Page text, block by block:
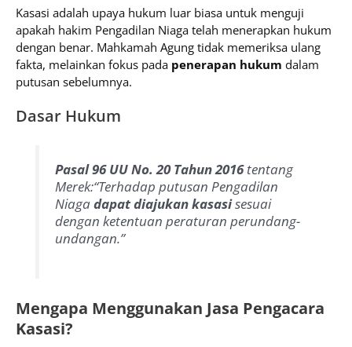
Kasasi adalah upaya hukum luar biasa untuk menguji
apakah hakim Pengadilan Niaga telah menerapkan hukum
dengan benar. Mahkamah Agung tidak memeriksa ulang
fakta, melainkan fokus pada penerapan hukum dalam
putusan sebelumnya.
Dasar Hukum
Pasal 96 UU No. 20 Tahun 2016tentang
Merek:“Terhadap putusan Pengadilan
Niagadapat diajukan kasasisesuai
dengan ketentuan peraturan perundang-
undangan.”
Mengapa Menggunakan Jasa Pengacara
Kasasi?